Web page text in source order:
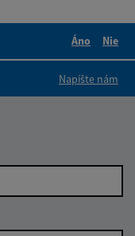
Áno
Nie
Napíšte nám